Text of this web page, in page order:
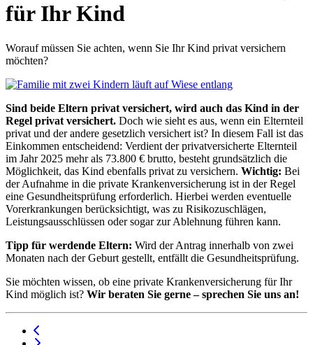
für Ihr Kind
Worauf müssen Sie achten, wenn Sie Ihr Kind privat versichern
möchten?
Sind beide Eltern privat versichert, wird auch das Kind in der
Regel privat versichert. Doch wie sieht es aus, wenn ein Elternteil
privat und der andere gesetzlich versichert ist? In diesem Fall ist das
Einkommen entscheidend: Verdient der privatversicherte Elternteil
im Jahr 2025 mehr als 73.800 € brutto, besteht grundsätzlich die
Möglichkeit, das Kind ebenfalls privat zu versichern. Wichtig: Bei
der Aufnahme in die private Krankenversicherung ist in der Regel
eine Gesundheitsprüfung erforderlich. Hierbei werden eventuelle
Vorerkrankungen berücksichtigt, was zu Risikozuschlägen,
Leistungsausschlüssen oder sogar zur Ablehnung führen kann.
Tipp für werdende Eltern: Wird der Antrag innerhalb von zwei
Monaten nach der Geburt gestellt, entfällt die Gesundheitsprüfung.
Sie möchten wissen, ob eine private Krankenversicherung für Ihr
Kind möglich ist? Wir beraten Sie gerne – sprechen Sie uns an!